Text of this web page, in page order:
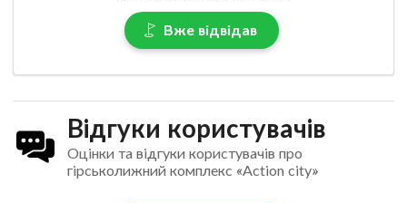
Вже відвідав
Відгуки користувачів
Оцінки та відгуки користувачів про
гірськолижний комплекс «Action city»